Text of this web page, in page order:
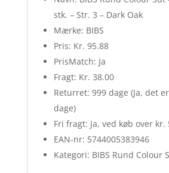
stk. – Str. 3 – Dark Oak
Mærke: BIBS
Pris: Kr. 95.88
PrisMatch: Ja
Fragt: Kr. 38.00
Returret: 999 dage (Ja, det
dage)
Fri fragt: Ja, ved køb over kr.
EAN-nr: 5744005383946
Kategori: BIBS Rund Colour